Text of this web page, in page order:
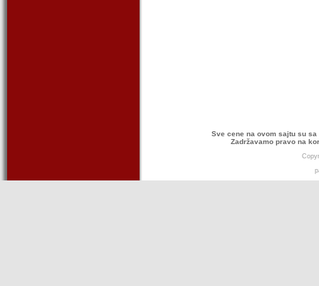
Sve cene na ovom sajtu su
Zadržavamo pravo na